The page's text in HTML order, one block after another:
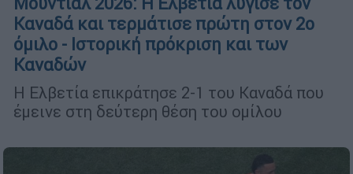
Καναδά και τερμάτισε πρώτη στον 2ο
όμιλο - Ιστορική πρόκριση και των
Καναδών
Η Ελβετία επικράτησε 2-1 του Καναδά που
έμεινε στη δεύτερη θέση του ομίλου